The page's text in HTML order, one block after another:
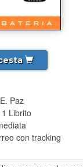
Paz
Librito
con tracking